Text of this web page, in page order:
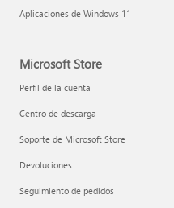
Aplicaciones de Windows 11
Microsoft Store
Perfil de la cuenta
Centro de descarga
Soporte de Microsoft Store
Devoluciones
Seguimiento de pedidos